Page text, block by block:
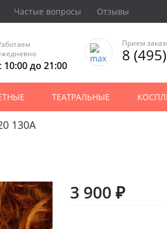
Частые вопросы Отзывы
10:00 до 21:00
Прием
8
ТЕАТРАЛЬНЫЕ
130A
3 900 ₽